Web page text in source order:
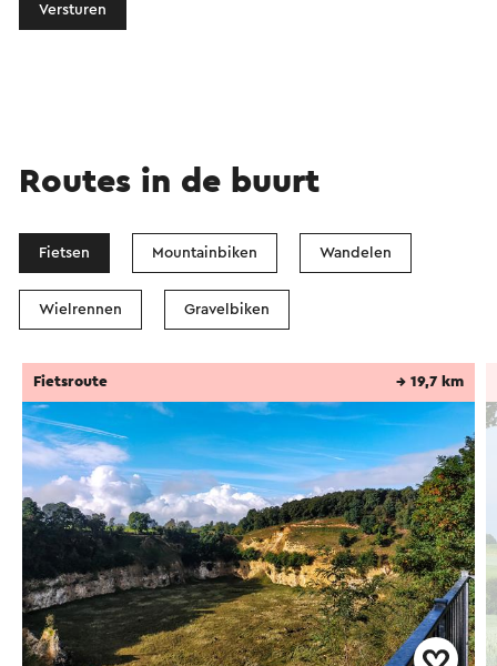
Versturen
Routes in de buurt
Fietsen Mountainbiken Wandelen
Wielrennen Gravelbiken
Fietsroute → 19,7 km